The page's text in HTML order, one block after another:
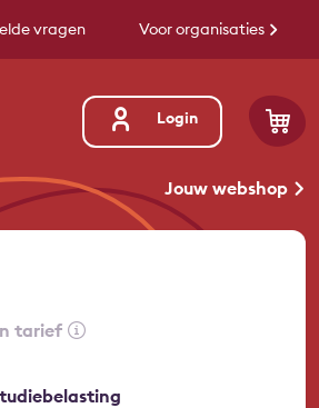
vragen Voor organisaties
Login
Jouw webshop
tarief